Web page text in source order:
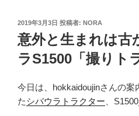
投
稿
日:
2019年3月3日 投稿者: NORA
意外と生まれは古
ラS1500「撮りト
今日は、hokkaidoujinさんの
たシバウラトラクター 、S1500